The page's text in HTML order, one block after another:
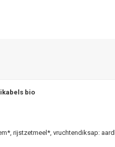
bio
rijstzetmeel*, vruchtendiksap: